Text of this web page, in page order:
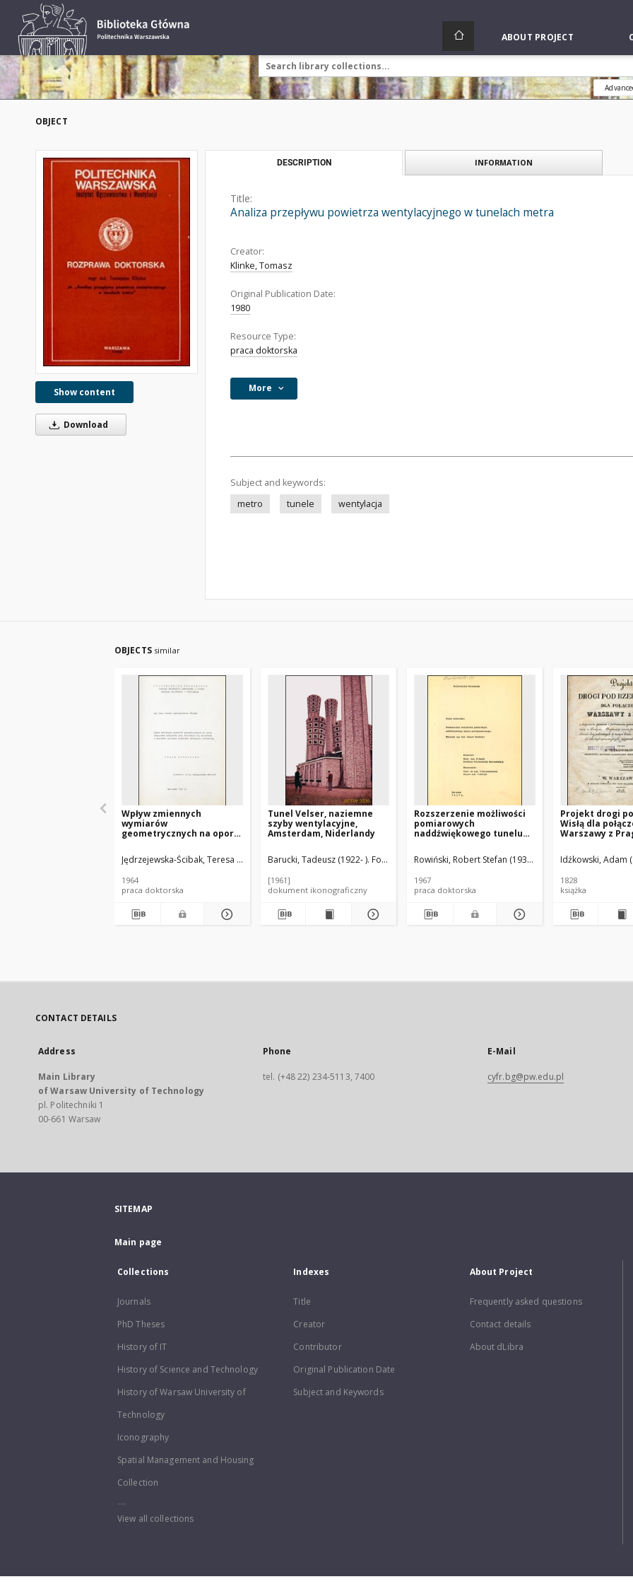
ABOUT PROJECT
OBJECT
Show content
Download
DESCRIPTION INFORMATION
Title:
Analiza przepływu powietrza wentylacyjnego w tunelach metra
Creator:
Klinke, Tomasz
Original Publication Date:
1980
Resource Type:
praca doktorska
More
Subject and keywords:
metro
tunele wentylacja
OBJECTS similar
Wpływ zmiennych
wymiarów
geometrycznych na opory
dzieleniu się strumieni w
zakresie wysokich
powietrza : praca
doktorska
Jędrzejewska-Ścibak, Teresa (1934- ) Malicki, Maksymilian (1900-1978). Promotor
1964
praca doktorska
Tunel Velser, naziemne
szyby wentylacyjne,
Amsterdam, Niderlandy
Barucki, Tadeusz (1922- ). Fotograf Roosenburg, Dirk (1887-1962). Architekt
[1961]
dokument ikonograficzny
Rozszerzenie możliwości
pomiarowych
naddźwiękowego tunelu
doktorska
Rowiński, Robert Stefan (1935-2020) Janik, Franciszek
1967
praca doktorska
Projekt drogi
Wisłą dla
Warszawy z
Idźkowski, Adam
1828
książka
CONTACT DETAILS
Address
Main Library
of Warsaw University of Technology
pl. Politechniki 1
00-661 Warsaw
Phone
tel. (+48 22) 234-5113, 7400
E-Mail
cyfr.bg@pw.edu.pl
SITEMAP
Main page
Collections
Journals
PhD Theses
History of IT
History of Science and Technology
History of Warsaw University of
Technology
Iconography
Spatial Management and Housing
Collection
...
View all collections
Indexes
Title
Creator
Contributor
Original Publication Date
Subject and Keywords
About Project
Frequently asked questions
Contact details
About dLibra